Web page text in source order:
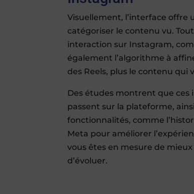
Visuellement, l’interface offre
catégoriser le contenu vu.
interaction sur Instagram,
également l’algorithme à
des Reels, plus le contenu qui
Des études montrent que
passent sur la plateforme,
fonctionnalités, comme
Meta pour améliorer
vous êtes en mesure de
d’évoluer.